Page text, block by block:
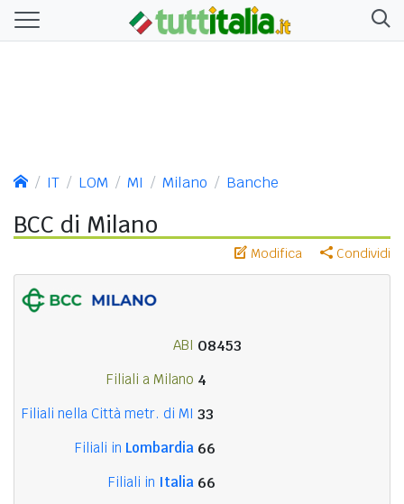
IT LOM MI Milano Banche
BCC di Milano
Modifica Condividi
ABI 08453
Filiali a Milano 4
Filiali nella Città metr. di MI 33
Filiali in Lombardia 66
Filiali in Italia 66